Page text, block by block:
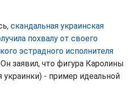
скандальная украинская
похвалу от своего
эстрадного исполнителя
Он заявил, что фигура Каролины
украинки) - пример идеальной